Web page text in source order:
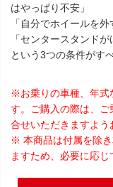
はやっぱり不安」
「自分でホイールを
「センタースタンドが
という3つの条件がす
※お乗りの車種、年式
す。ご購入の際は、ご
合せいただきますよう
※ 本商品は付属を除
ますため、必要に応じ